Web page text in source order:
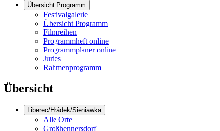
Übersicht Programm
Festivalgalerie
Übersicht Programm
Filmreihen
Programmheft online
Programmplaner online
Juries
Rahmenprogramm
Übersicht
Liberec/Hrádek/Sieniawka
Alle Orte
Großhennersdorf